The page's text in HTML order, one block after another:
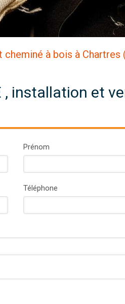
à bois à Chartres
, installation et
Prénom
Téléphone